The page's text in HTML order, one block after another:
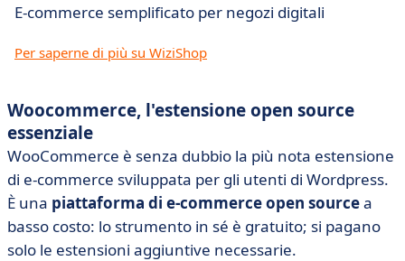
E-commerce semplificato per negozi digitali
Per saperne di più su WiziShop
Woocommerce, l'estensione open source
essenziale
WooCommerce è senza dubbio la più nota estensione
di e-commerce sviluppata per gli utenti di Wordpress.
È una piattaforma di e-commerce open sourcea
basso costo: lo strumento in sé è gratuito; si pagano
solo le estensioni aggiuntive necessarie.